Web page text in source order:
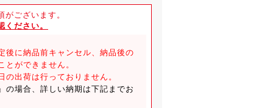
がございます。
ください。
後に納品前キャンセル、納品後の
とができません。
の出荷は行っておりません。
の場合、詳しい納期は下記までお